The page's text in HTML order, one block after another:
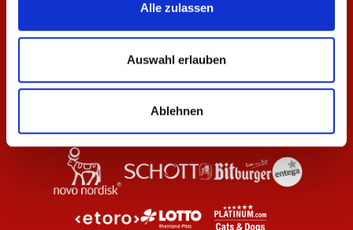
Alle zulassen
Auswahl erlauben
Ablehnen